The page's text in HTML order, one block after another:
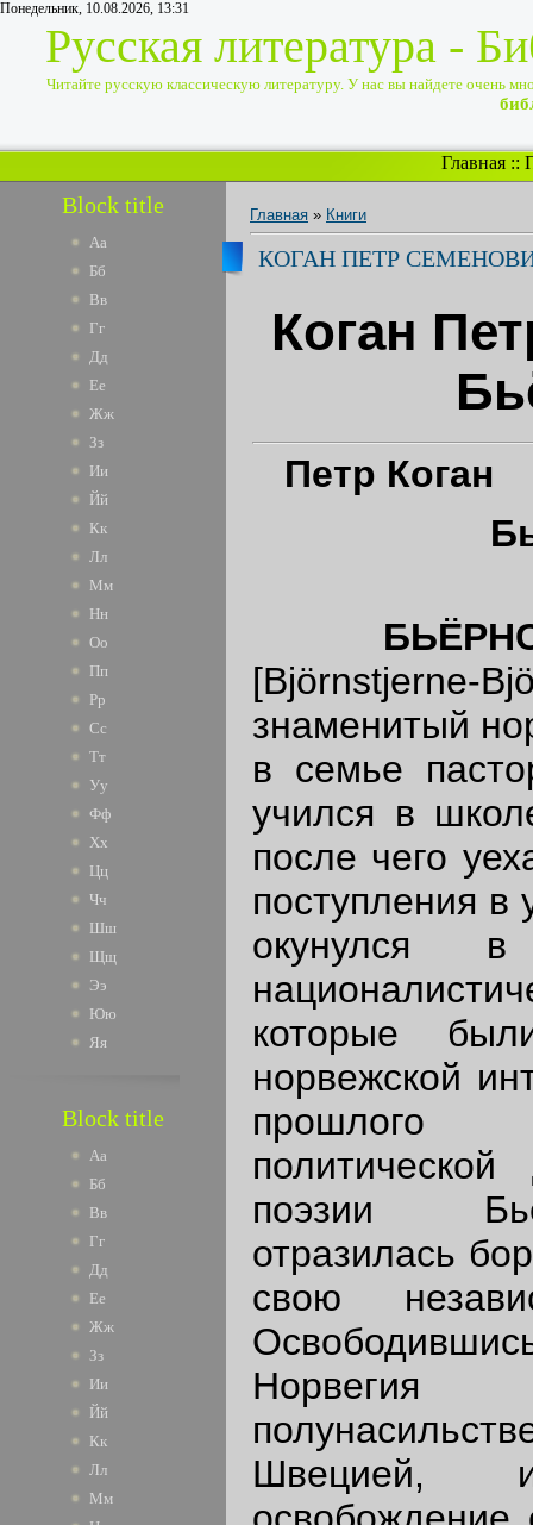
Понедельник, 10.08.2026, 13:31
Русская литература -
Читайте русскую классическую литературу. У нас вы найдете очень
Главная ::
Block title
Аа
Бб
Вв
Гг
Дд
Ее
Жж
Зз
Ии
Йй
Кк
Лл
Мм
Нн
Оо
Пп
Рр
Сс
Тт
Уу
Фф
Хх
Цц
Чч
Шш
Щщ
Ээ
Юю
Яя
Block title
Аа
Бб
Вв
Гг
Дд
Ее
Жж
Зз
Ии
Йй
Кк
Лл
Мм
Главная » Книги
КОГАН ПЕТР
Коган
Петр Коган
[Björnstjerne-
знаменитый
в семье
учился в
после чего
поступления в
окунулся
которые
норвежской
поэзии
отразилась
свою
Норвегия
Швецией,